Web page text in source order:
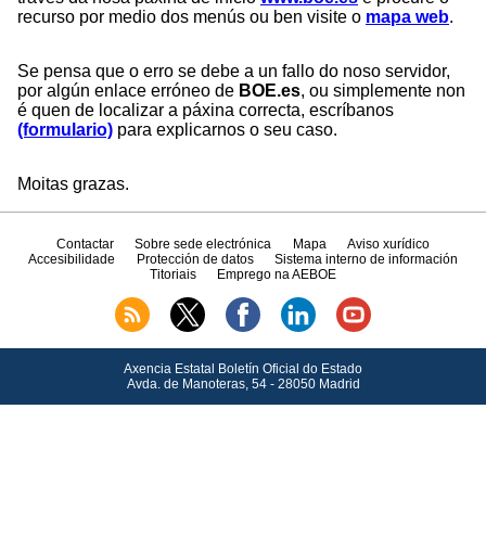
recurso por medio dos menús ou ben visite o mapa web.
Se pensa que o erro se debe a un fallo do noso servidor,
por algún enlace erróneo de BOE.es, ou simplemente non
é quen de localizar a páxina correcta, escríbanos
(formulario) para explicarnos o seu caso.
Moitas grazas.
Contactar Sobre sede electrónica Mapa
Aviso xurídico
Accesibilidade
Protección de datos
Sistema interno de información
Titoriais
Emprego na AEBOE
Axencia Estatal Boletín Oficial do Estado
Avda.de Manoteras, 54 - 28050 Madrid